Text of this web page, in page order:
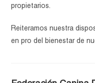
propietarios.
Reiteramos nuestra
en pro del bienestar de